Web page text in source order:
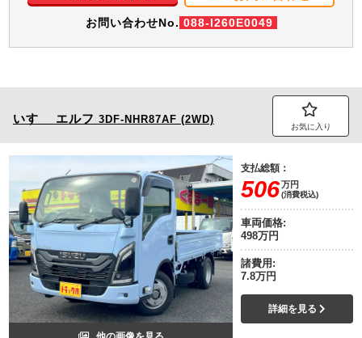
お問い合わせNo. 088-I260E0049
いすゞ エルフ 3DF-NHR87AF (2WD)
お気に入り
支払総額：
506万円
(消費税込)
車両価格:
498万円
諸費用:
7.8万円
詳細を見る